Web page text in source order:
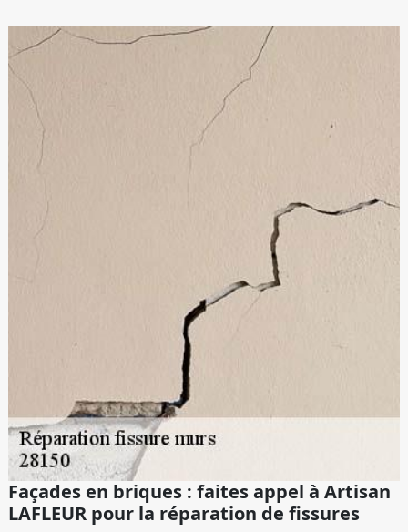
Façades en briques : faites appel à Artisan
LAFLEUR pour la réparation de fissures